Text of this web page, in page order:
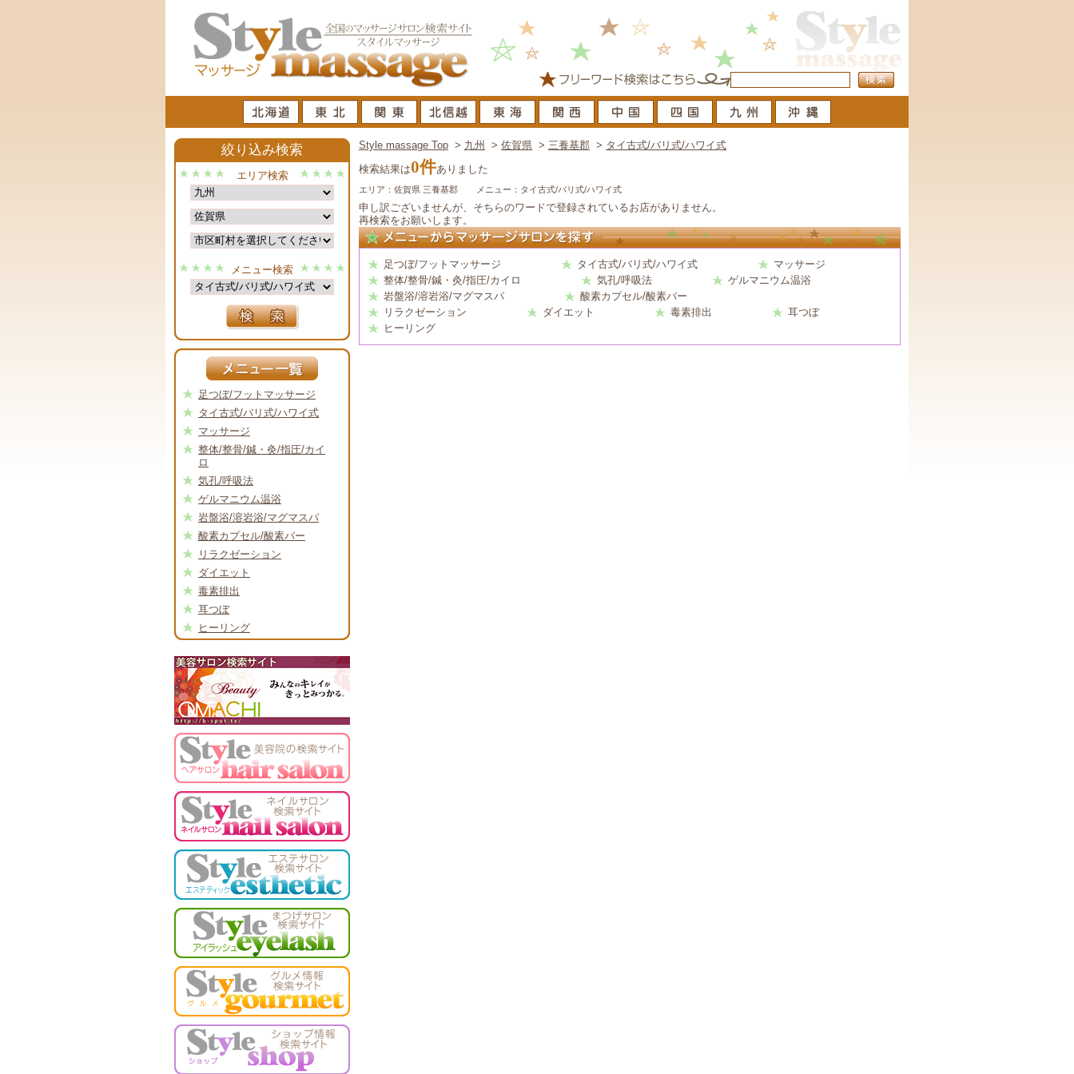
Style massage Top > 九州 > 佐賀県 > 三養基郡 > タイ古式/バリ式/ハワイ式
検索結果は0件ありました
エリア：佐賀県 三養基郡 メニュー：タイ古式/バリ式/ハワイ式
申し訳ございませんが、そちらのワードで登録されているお店がありません。
再検索をお願いします。
足つぼ/フットマッサージ タイ古式/バリ式/ハワイ式
マッサージ
整体/整骨/鍼・灸/指圧/カイロ
気孔/呼吸法
ゲルマニウム温浴
岩盤浴/溶岩浴/マグマスパ
酸素カプセル/酸素バー
リラクゼーション
ダイエット 毒素排出
耳つぼ
ヒーリング
絞り込み検索
エリア検索
メニュー検索
足つぼ/フットマッサージ
タイ古式/バリ式/ハワイ式
マッサージ
整体/整骨/鍼・灸/指圧/カイ
ロ
気孔/呼吸法
ゲルマニウム温浴
岩盤浴/溶岩浴/マグマスパ
酸素カプセル/酸素バー
リラクゼーション
ダイエット
毒素排出
耳つぼ
ヒーリング